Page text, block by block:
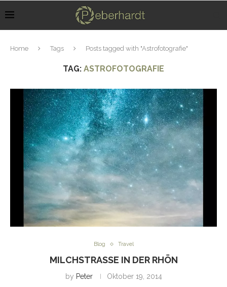
Home Tags Posts tagged with "Astrofotografie"
TAG: ASTROFOTOGRAFIE
Blog Travel
MILCHSTRASSE IN DER RHÖN
by Peter Oktober 19, 2014